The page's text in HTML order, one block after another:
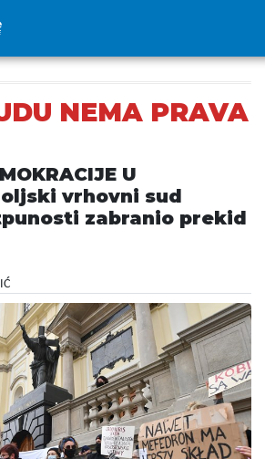
NEMA PRAVA
U
vrhovni sud
zabranio prekid